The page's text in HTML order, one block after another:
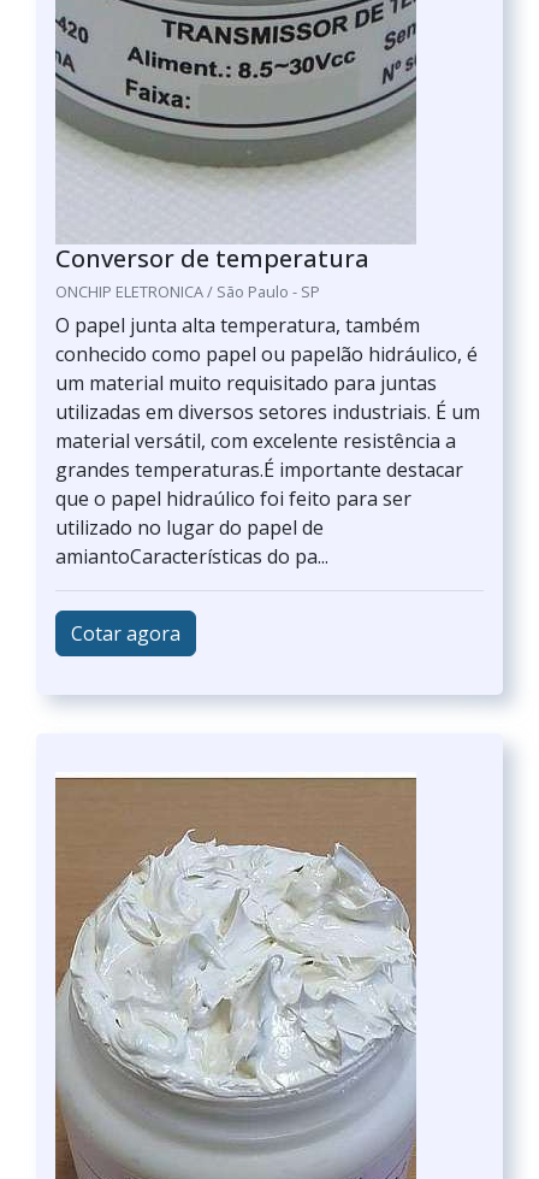
Conversor de temperatura
ONCHIP ELETRONICA / São Paulo - SP
O papel junta alta temperatura, também
conhecido como papel ou papelão hidráulico, é
um material muito requisitado para juntas
utilizadas em diversos setores industriais. É um
material versátil, com excelente resistência a
grandes temperaturas.É importante destacar
que o papel hidraúlico foi feito para ser
utilizado no lugar do papel de
amiantoCaracterísticas do pa...
Cotar agora